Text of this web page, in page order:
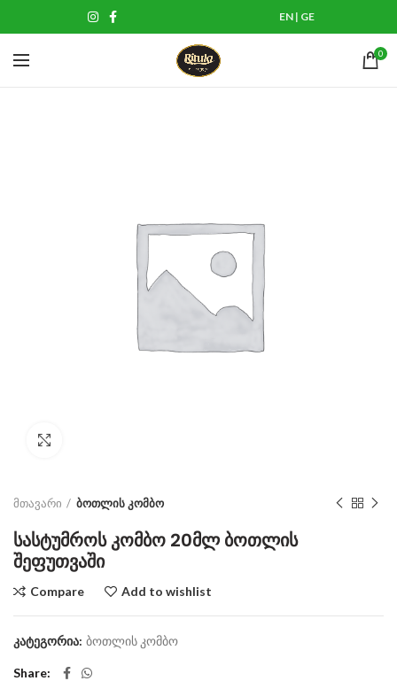
EN| GE
0
მთავარი ბოთლის კომბო
სასტუმროს კომბო 20მლ ბოთლის
შეფუთვაში
Compare Add to wishlist
კატეგორია: ბოთლის კომბო
Share